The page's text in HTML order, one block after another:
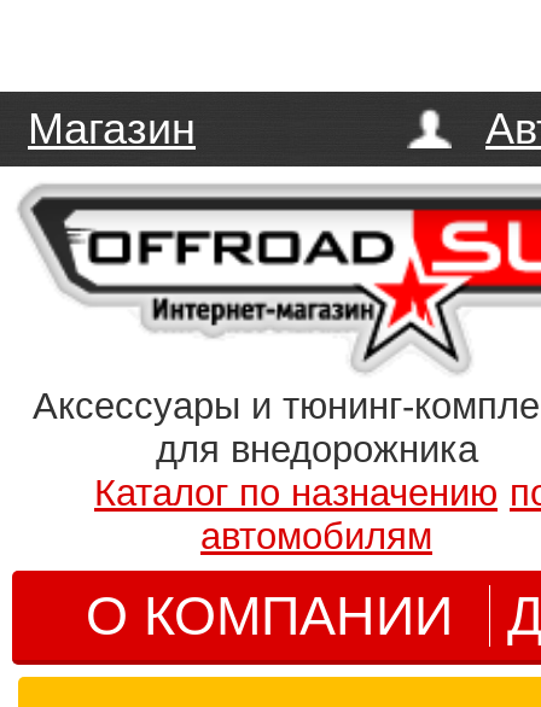
Магазин
Аксессуары и тюнинг-
для внедорожника
Каталог по назначению
автомобилям
О КОМПАНИИ